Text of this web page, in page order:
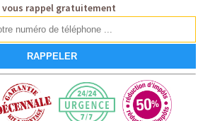
vous rappel gratuitement